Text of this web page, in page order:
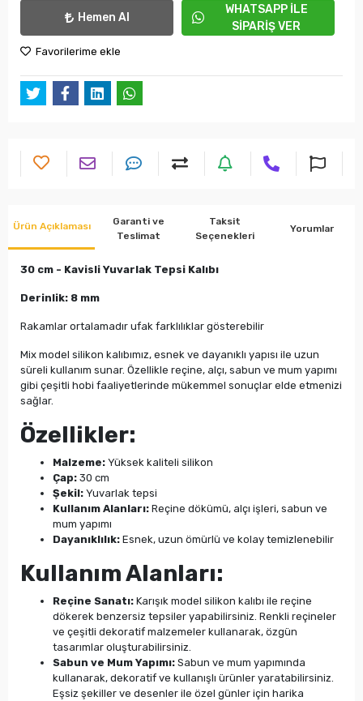
Hemen Al
WHATSAPP İLE
SİPARİŞ VER
Favorilerime ekle
Ürün Açıklaması
Garanti ve
Teslimat
Taksit
Seçenekleri
Yorumlar
30 cm - Kavisli Yuvarlak Tepsi Kalıbı
Derinlik: 8 mm
Rakamlar ortalamadır ufak farklılıklar gösterebilir
Mix model silikon kalıbımız, esnek ve dayanıklı yapısı ile uzun
süreli kullanım sunar. Özellikle reçine, alçı, sabun ve mum yapımı
gibi çeşitli hobi faaliyetlerinde mükemmel sonuçlar elde etmenizi
sağlar.
Özellikler:
Malzeme: Yüksek kaliteli silikon
Çap: 30 cm
Şekil: Yuvarlak tepsi
Kullanım Alanları: Reçine dökümü, alçı işleri, sabun ve
mum yapımı
Dayanıklılık: Esnek, uzun ömürlü ve kolay temizlenebilir
Kullanım Alanları:
Reçine Sanatı: Karışık model silikon kalıbı ile reçine
dökerek benzersiz tepsiler yapabilirsiniz. Renkli reçineler
ve çeşitli dekoratif malzemeler kullanarak, özgün
tasarımlar oluşturabilirsiniz.
Sabun ve Mum Yapımı: Sabun ve mum yapımında
kullanarak, dekoratif ve kullanışlı ürünler yaratabilirsiniz.
Eşsiz şekiller ve desenler ile özel günler için harika